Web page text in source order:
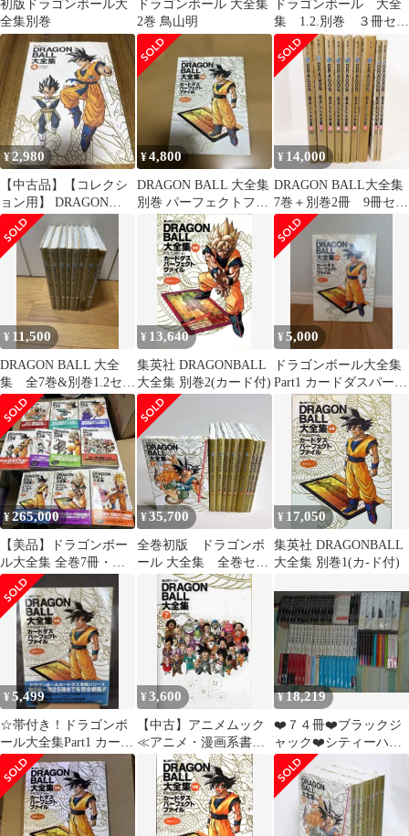
初版ドラゴンボール大
全集別巻
ドラゴンボール 大全集
2巻 鳥山明
ドラゴンボール 大全
集 1.2.別巻 ３冊セッ
ト
¥2,980
【中古品】【コレクシ
ョン用】 DRAGON
BALL大全集 4 巻
¥4,800
DRAGON BALL 大全集
別巻 パーフェクトファ
イル パート1
¥ 14,000
DRAGON BALL大全集
7巻＋別巻2冊 9冊セッ
ト【全初版】ドラゴン
ボール
¥ 11,500
DRAGON BALL 大全
集 全7巻&別巻1.2セッ
ト
¥ 13,640
集英社 DRAGONBALL
大全集 別巻2(カード付)
¥5,000
ドラゴンボール大全集
Part1 カードダスパーフ
ェクトファイル 第1刷
発行
¥265,000
【美品】ドラゴンボー
ル大全集 全巻7冊・別
巻2冊・補巻初版セット
¥35,700
全巻初版 ドラゴンボ
ール 大全集 全巻セッ
ト 全７巻＆別巻1、2
＆補巻 全10巻
¥ 17,050
集英社 DRAGONBALL
大全集 別巻1(カ-ド付)
¥5,499
☆帯付き！ドラゴンボ
ール大全集Part1 カード
ダスパーフェクトファ
イル☆
¥3,600
【中古】アニメムック
≪アニメ・漫画系書籍
≫ 付属品付)DRAGON
BALL 大全集 7
DRAGON BALL 大事典
¥18,219
❤️７４冊❤️ブラックジ
ャック❤️シティーハン
ター など★手塚治虫セ
ット★文庫版